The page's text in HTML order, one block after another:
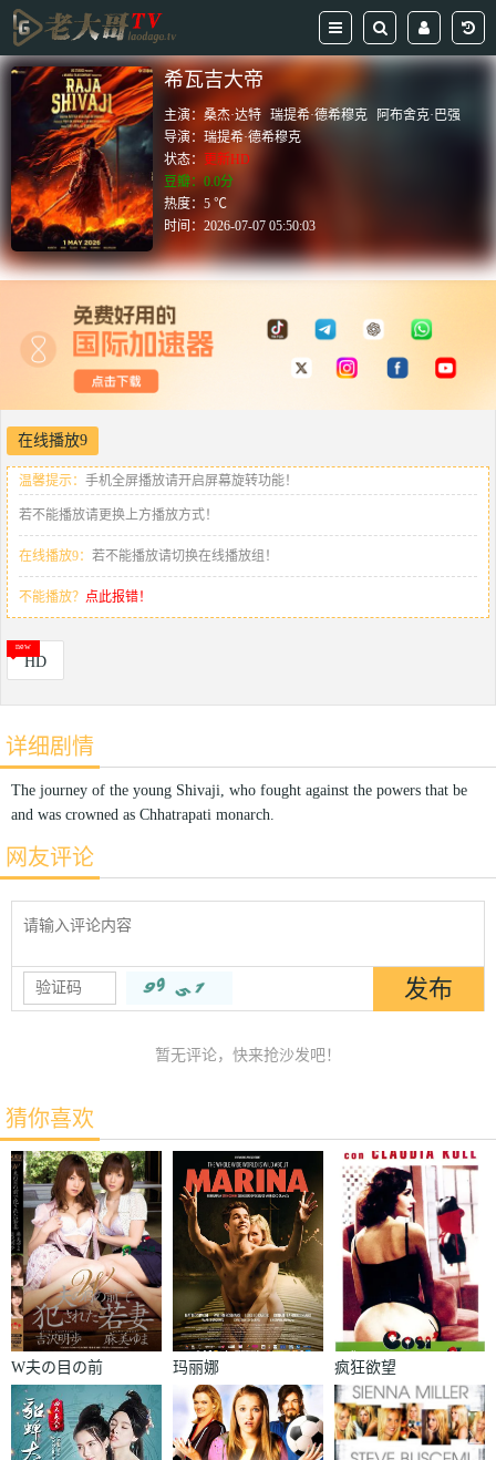
希瓦吉大帝
主演：桑杰·达特 瑞提希·德希穆克
阿布舍克·巴强
导演：瑞提希·德希穆克
状态：
更新HD
豆瓣：0.0分
热度：5 ℃
时间：2026-07-07 05:50:03
在线播放9
温馨提示： 手机全屏播放请开启屏幕旋转功能！
若不能播放请更换上方播放方式！
在线播放9： 若不能播放请切换在线播放组！
不能播放？ 点此报错！
HD
详细剧情
The journey of the young Shivaji, who fought against the powers that be
and was crowned as Chhatrapati monarch.
网友评论
暂无评论，快来抢沙发吧！
猜你喜欢
W夫の目の前
で犯された若
妻
玛丽娜 疯狂欲望